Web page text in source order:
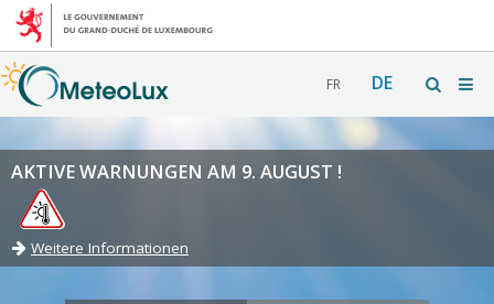
FR DE
AKTIVE WARNUNGEN AM 9. AUGUST !
Weitere Informationen